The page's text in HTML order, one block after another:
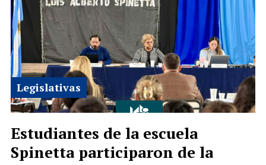
Estudiantes de la escuela
Spinetta participaron de la
Legislativas